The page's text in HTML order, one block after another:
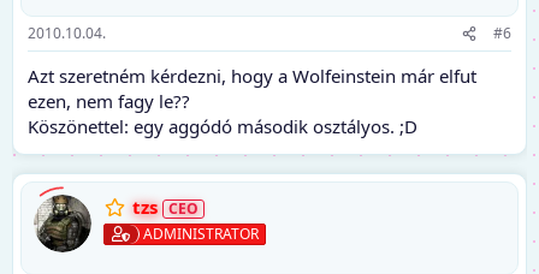
2010.10.04. #6
Azt szeretném kérdezni, hogy a Wolfeinstein már elfut
ezen, nem fagy le??
Köszönettel: egy aggódó második osztályos. ;D
tzs
ADMINISTRATOR